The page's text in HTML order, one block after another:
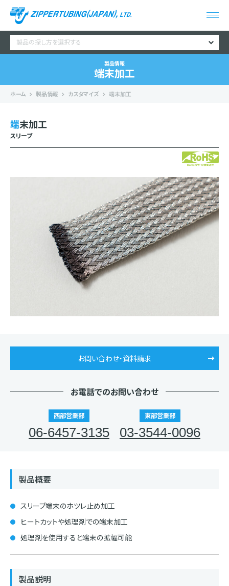
製品の探し方を選択する
製品情報
端末加工
ホーム 製品情報 カスタマイズ 端末加工
端末加工
スリーブ
お問い合わせ・資料請求
お電話でのお問い合わせ
西部営業部
06-6457-3135
東部営業部
03-3544-0096
製品概要
スリーブ端末のホツレ止め加工
ヒートカットや処理剤での端末加工
処理剤を使用すると端末の拡幅可能
製品説明